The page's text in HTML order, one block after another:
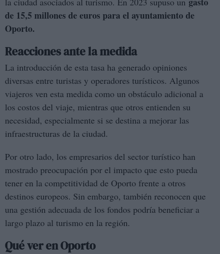
de 15,5 millones de euros para el ayuntamiento de
Oporto.
Reacciones ante la medida
La introducción de esta tasa ha generado opiniones
diversas entre turistas y operadores turísticos. Algunos
viajeros ven esta medida como un obstáculo adicional a
los costos del viaje, mientras que otros entienden su
necesidad, especialmente si se destina a mejorar las
infraestructuras de la ciudad.
Por otro lado, los empresarios del sector turístico han
mostrado preocupación por el impacto que esto pueda
tener en la competitividad de Oporto frente a otros
destinos europeos. Sin embargo, también reconocen que
una gestión adecuada de los fondos podría beneficiar a
largo plazo al turismo en la región.
Qué ver en Oporto